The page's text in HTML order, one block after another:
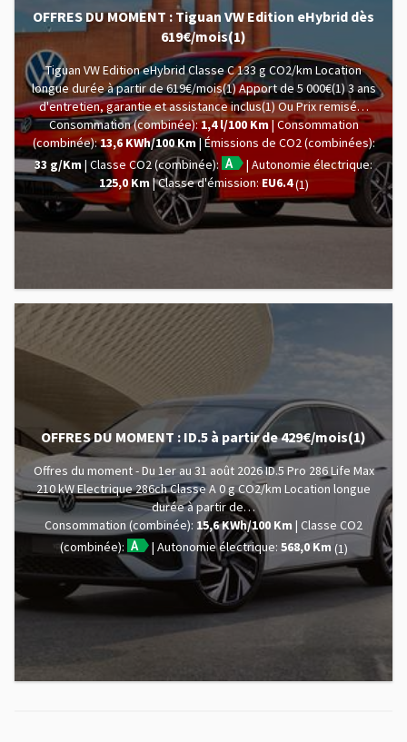
OFFRES DU MOMENT : Tiguan VW Edition eHybrid dès
619€/mois(1)
Tiguan VW Edition eHybrid Classe C 133 g CO2/km Location
longue durée à partir de 619€/mois(1) Apport de 5 000€(1) 3 ans
d'entretien, garantie et assistance inclus(1) Ou Prix remisé…
Consommation (combinée):1,4 l/100 Km Consommation
(combinée):13,6 KWh/100 Km Émissions de CO2 (combinées):
33 g/Km Classe CO2 (combinée):
Autonomie électrique:
125,0 Km Classe d'émission: EU6.4(1)
OFFRES DU MOMENT : ID.5 à partir de 429€/mois(1)
Offres du moment - Du 1er au 31 août 2026 ID.5 Pro 286 Life Max
210 kW Electrique 286ch Classe A 0 g CO2/km Location longue
durée à partir de…
Consommation (combinée): 15,6 KWh/100 Km Classe CO2
(combinée):
Autonomie électrique: 568,0 Km (1)